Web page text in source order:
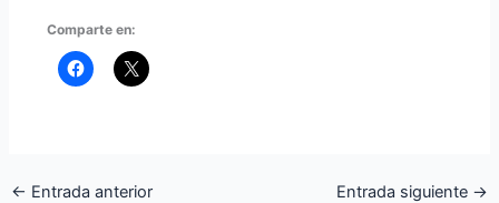
Comparte en:
← Entrada anterior Entrada siguiente →